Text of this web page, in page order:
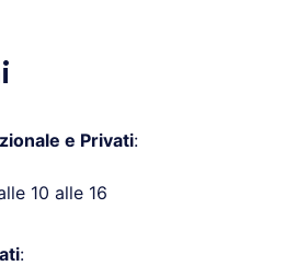
e Privati:
10 alle 16
: